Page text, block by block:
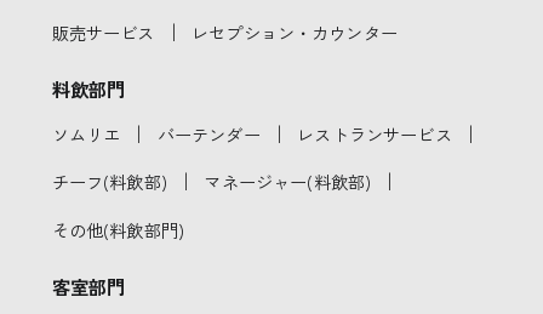
販売サービス ｜ レセプション・カウンター
料飲部門
ソムリエ ｜ バーテンダー ｜ レストランサービス ｜
チーフ(料飲部) ｜ マネージャー(料飲部) ｜
その他(料飲部門)
客室部門